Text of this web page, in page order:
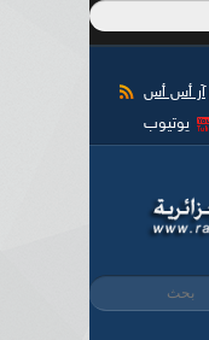
آر أس أس
يوتيوب
البحث ‏بحث ‏